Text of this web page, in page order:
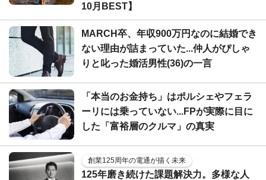
10月BEST】
MARCH卒、年収900万円なのに結婚でき
ない理由が詰まっていた...仲人がぴしゃ
りと叱った婚活男性(36)の一言
「本当のお金持ち」はポルシェやフェラ
ーリには乗っていない...FPが実際に目に
した「富裕層のクルマ」の真実
創業125周年の電通が描く未来
125年磨き続けた課題解決力。多様な人